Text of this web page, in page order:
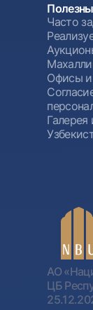
Часто
Офисы
Галерея
АО
ЦБ